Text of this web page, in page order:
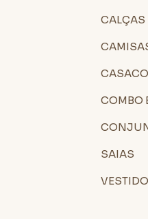
CALÇAS
COMBO
SAIAS